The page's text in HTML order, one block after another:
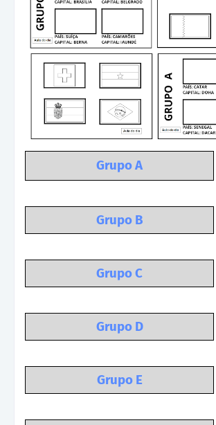
Grupo A
Grupo B
Grupo C
Grupo D
Grupo E